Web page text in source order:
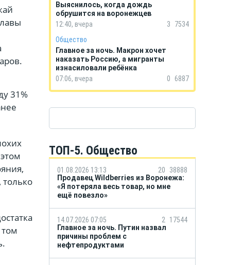
31%
Выяснилось, когда дождь
обрушится на воронежцев
12:40, вчера
3
7534
Общество
Главное за ночь. Макрон хочет
наказать Россию, а мигранты
изнасиловали ребёнка
07:06, вчера
0 6887
ТОП-5. Общество
01.08.2026 13:13 20
38888
Продавец Wildberries из Воронежа:
«Я потеряла весь товар, но мне
ещё повезло»
14.07.2026 07:05 2
17544
Главное за ночь. Путин назвал
причины проблем с
нефтепродуктами